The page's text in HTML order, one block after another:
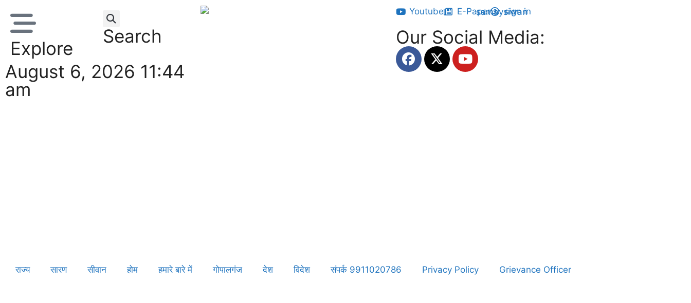
Explore
Search
August 6, 2026 11:44
am
Youtube E-Paper sign in
Our Social Media:
राज्य सारण सीवान होम हमारे बारे में गोपालगंज देश विदेश संपर्क 9911020786 Privacy Policy Grievance Officer